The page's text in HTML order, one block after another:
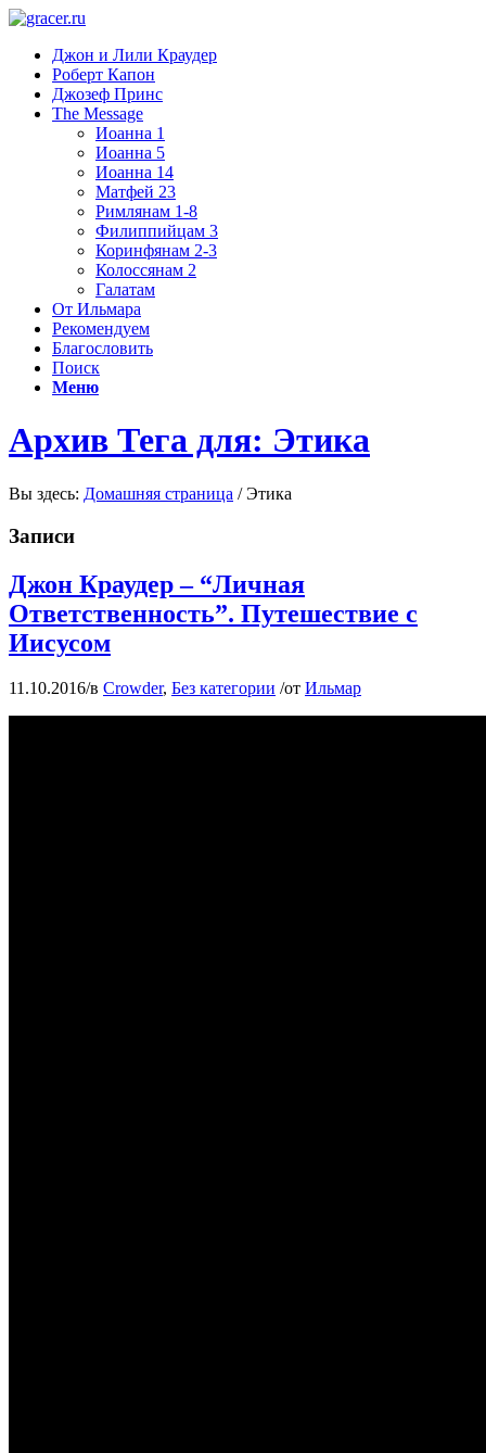
Джон и Лили Краудер
Роберт Капон
Джозеф Принс
The Message
Иоанна 1
Иоанна 5
Иоанна 14
Матфей 23
Римлянам 1-8
Филиппийцам 3
Коринфянам 2-3
Колоссянам 2
Галатам
От Ильмара
Рекомендуем
Благословить
Поиск
Меню
Архив Тега для: Этика
Вы здесь: Домашняя страница / Этика
Записи
Джон Краудер – “Личная
Ответственность”. Путешествие с
Иисусом
11.10.2016/в Crowder, Без категории /от Ильмар